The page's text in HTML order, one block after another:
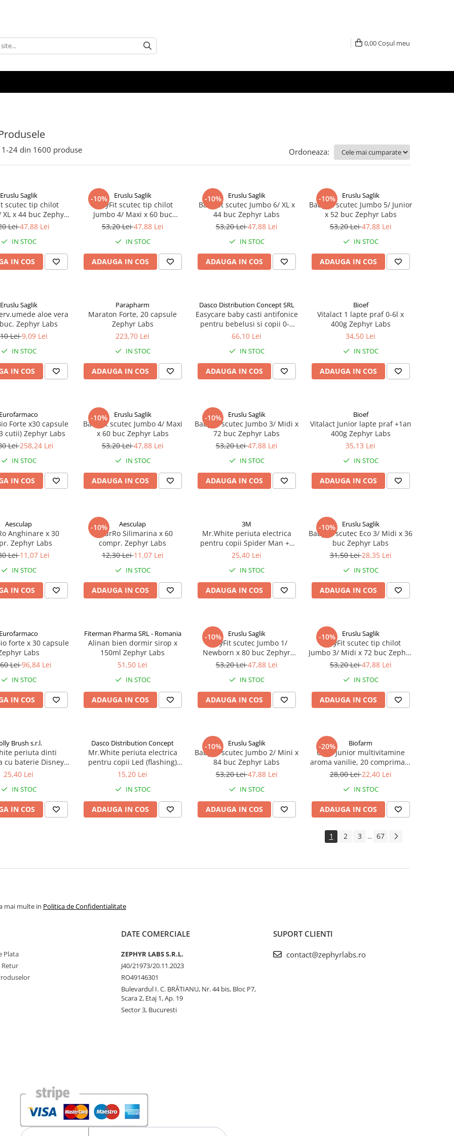
0,00Coșul meu
1-24 din 1600 produse Ordoneaza:
Eruslu Saglik
scutec tip chilot
XL x 44 buc Zephyr
Labs
Lei47,88 Lei
IN STOC
IN COS
-10% Eruslu Saglik
BabyFit scutec tip chilot
Jumbo 4/ Maxi x 60 buc
Zephyr Labs
53,20 Lei47,88 Lei
IN STOC
ADAUGA IN COS
-10% Eruslu Saglik
BabyFit scutec Jumbo 6/ XL x
44 buc Zephyr Labs
53,20 Lei47,88 Lei
IN STOC
ADAUGA IN COS
-10% Eruslu Saglik
BabyFit scutec Jumbo 5/ Junior
x 52 buc Zephyr Labs
53,20 Lei47,88 Lei
IN STOC
ADAUGA IN COS
Eruslu Saglik
aloe vera
Zephyr Labs
Lei9,09 Lei
IN STOC
IN COS
Parapharm
Maraton Forte, 20 capsule
Zephyr Labs
223,70 Lei
IN STOC
ADAUGA IN COS
Dasco Distribution Concept SRL
Easycare baby casti antifonice
pentru bebelusi si copii 0-4
ani (EASY00257) Zephyr Labs
66,10 Lei
IN STOC
ADAUGA IN COS
Bioef
Vitalact 1 lapte praf 0-6l x
400g Zephyr Labs
34,50 Lei
IN STOC
ADAUGA IN COS
Eurofarmaco
Forte x30 capsule
cutii) Zephyr Labs
Lei258,24 Lei
IN STOC
IN COS
-10% Eruslu Saglik
BabyFit scutec Jumbo 4/ Maxi
x 60 buc Zephyr Labs
53,20 Lei47,88 Lei
IN STOC
ADAUGA IN COS
-10% Eruslu Saglik
BabyFit scutec Jumbo 3/ Midi x
72 buc Zephyr Labs
53,20 Lei47,88 Lei
IN STOC
ADAUGA IN COS
Bioef
Vitalact Junior lapte praf +1an
400g Zephyr Labs
35,13 Lei
IN STOC
ADAUGA IN COS
Aesculap
Anghinare x 30
Zephyr Labs
Lei11,07 Lei
IN STOC
IN COS
-10% Aesculap
NaturRo Silimarina x 60
compr. Zephyr Labs
12,30 Lei11,07 Lei
IN STOC
ADAUGA IN COS
3M
Mr.White periuta electrica
pentru copii Spider Man +4
ani Zephyr Labs
25,40 Lei
IN STOC
ADAUGA IN COS
-10% Eruslu Saglik
BabyFit scutec Eco 3/ Midi x 36
buc Zephyr Labs
31,50 Lei28,35 Lei
IN STOC
ADAUGA IN COS
Eurofarmaco
forte x 30 capsule
Labs
Lei96,84 Lei
IN STOC
IN COS
Fiterman Pharma SRL - Romania
Alinan bien dormir sirop x
150ml Zephyr Labs
51,50 Lei
IN STOC
ADAUGA IN COS
-10% Eruslu Saglik
BabyFit scutec Jumbo 1/
Newborn x 80 buc Zephyr
Labs
53,20 Lei47,88 Lei
IN STOC
ADAUGA IN COS
-10% Eruslu Saglik
BabyFit scutec tip chilot
Jumbo 3/ Midi x 72 buc Zephyr
Labs
53,20 Lei47,88 Lei
IN STOC
ADAUGA IN COS
Brush s.r.l.
periuta dinti
cu baterie Disney
Zephyr Labs
25,40 Lei
IN STOC
IN COS
Dasco Distribution Concept
Mr.White periuta electrica
pentru copii Led (flashing)
Spider-Man +3 ani Zephyr
15,20 Lei
IN STOC
ADAUGA IN COS
-10% Eruslu Saglik
BabyFit scutec Jumbo 2/ Mini x
84 buc Zephyr Labs
53,20 Lei47,88 Lei
IN STOC
ADAUGA IN COS
-20% Biofarm
Cavit Junior multivitamine
aroma vanilie, 20 comprimate
masticabile Zephyr Labs
28,00 Lei22,40 Lei
IN STOC
ADAUGA IN COS
1 2 3 ... 67
mai multe in Politica de Confidentialitate
Plata
Retur
DATE COMERCIALE
ZEPHYR LABS S.R.L.
J40/21973/20.11.2023
RO49146301
Bulevardul I. C. BRĂTIANU, Nr. 44 bis, Bloc P7,
Scara 2, Etaj 1, Ap. 19
Sector 3, Bucuresti
SUPORT CLIENTI
contact@zephyrlabs.ro